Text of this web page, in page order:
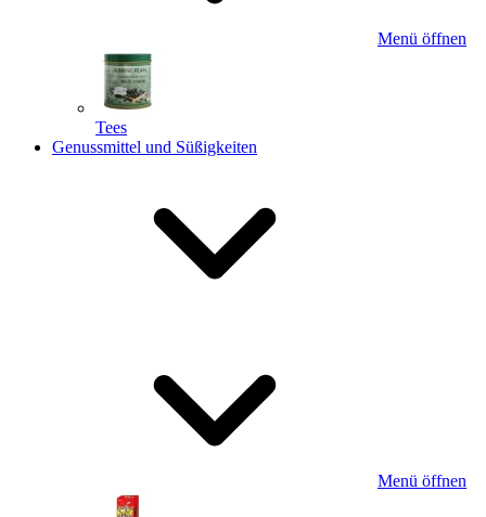
Menü öffnen
Tees
Genussmittel und Süßigkeiten
Menü öffnen